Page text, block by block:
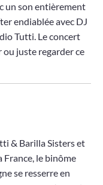
un son entièrement
endiablée avec DJ
Tutti. Le concert
juste regarder ce
& Barilla Sisters et
France, le binôme
se resserre en